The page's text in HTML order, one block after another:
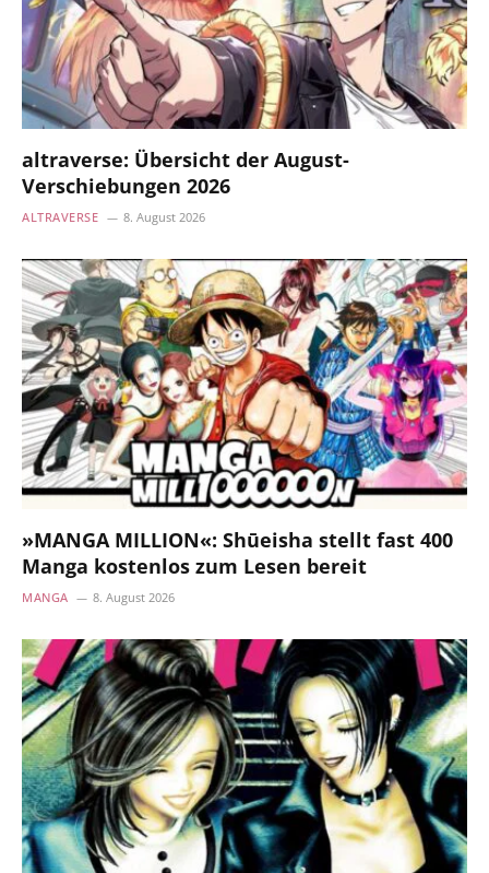
altraverse: Übersicht der August-
Verschiebungen 2026
ALTRAVERSE 8. August 2026
»MANGA MILLION«: Shūeisha stellt fast 400
Manga kostenlos zum Lesen bereit
MANGA 8. August 2026